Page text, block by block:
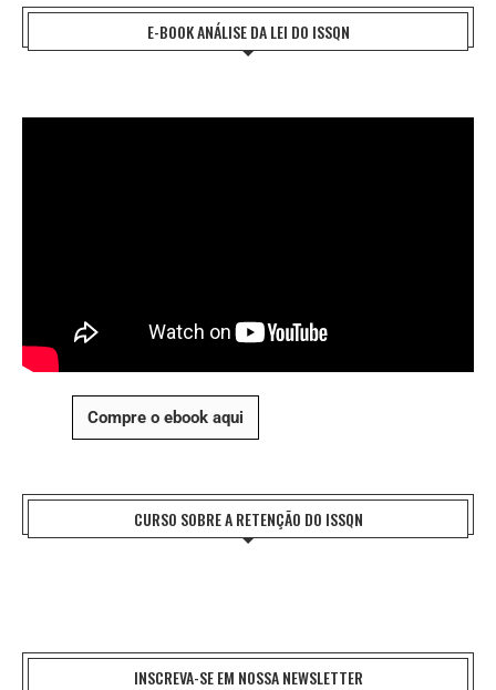
E-BOOK ANÁLISE DA LEI DO ISSQN
Compre o ebook aqui
CURSO SOBRE A RETENÇÃO DO ISSQN
INSCREVA-SE EM NOSSA NEWSLETTER